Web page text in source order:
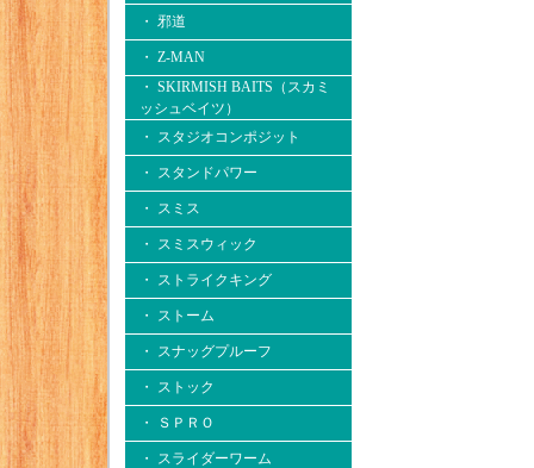
・ 邪道
・ Z-MAN
・ SKIRMISH BAITS（スカミ
ッシュベイツ）
・ スタジオコンポジット
・ スタンドパワー
・ スミス
・ スミスウィック
・ ストライクキング
・ ストーム
・ スナッグプルーフ
・ ストック
・ ＳＰＲＯ
・ スライダーワーム